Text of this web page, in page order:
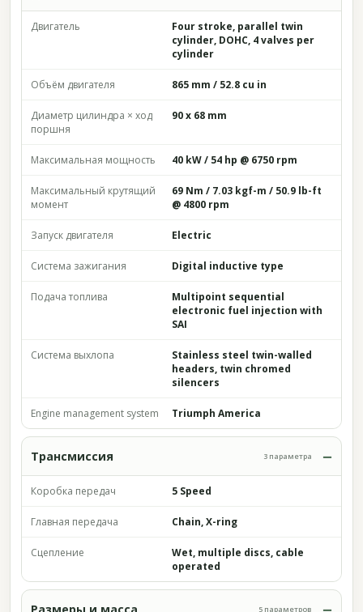
Двигатель
Four stroke, parallel twin
cylinder, DOHC, 4 valves per
cylinder
Объём двигателя 865 mm / 52.8 cu in
Диаметр цилиндра × ход
поршня
90 x 68 mm
Максимальная мощность 40 kW / 54 hp @ 6750 rpm
Максимальный крутящий
момент
69 Nm / 7.03 kgf-m / 50.9 lb-ft
@ 4800 rpm
Запуск двигателя Electric
Система зажигания Digital inductive type
Подача топлива
Multipoint sequential
electronic fuel injection with
SAI
Система выхлопа
Stainless steel twin-walled
headers, twin chromed
silencers
Engine management system Triumph America
Трансмиссия 3 параметра
Коробка передач 5 Speed
Главная передача Chain, X-ring
Сцепление
Wet, multiple discs, cable
operated
5 параметров